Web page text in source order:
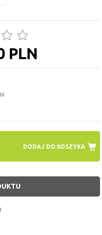
PLN
DODAJ DO KOSZYKA